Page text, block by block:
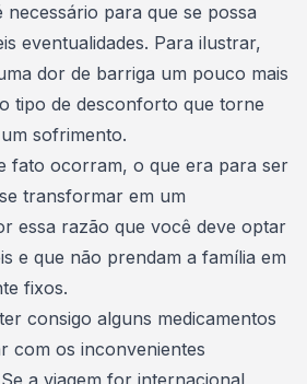
necessário para que se possa
eventualidades. Para ilustrar,
dor de barriga um pouco mais
tipo de desconforto que torne
sofrimento.
fato ocorram, o que era para ser
transformar em um
essa razão que você deve optar
e que não prendam a família em
fixos.
consigo alguns medicamentos
com os inconvenientes
a viagem for internacional,